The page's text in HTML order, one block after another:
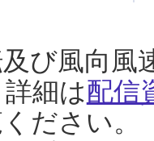
び風向風
細は配信
ださい。